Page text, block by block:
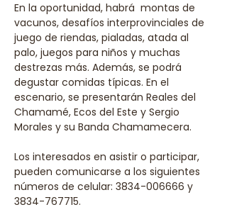
En la oportunidad, habrá  montas de
vacunos, desafíos interprovinciales de
juego de riendas, pialadas, atada al
palo, juegos para niños y muchas
destrezas más. Además, se podrá
degustar comidas típicas. En el
escenario, se presentarán Reales del
Chamamé, Ecos del Este y Sergio
Morales y su Banda Chamamecera.
Los interesados en asistir o participar,
pueden comunicarse a los siguientes
números de celular: 3834-006666 y
3834-767715.